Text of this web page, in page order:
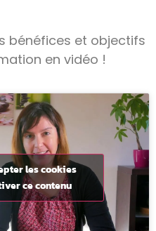
bénéfices et objectifs
en vidéo !
les cookies
ce contenu